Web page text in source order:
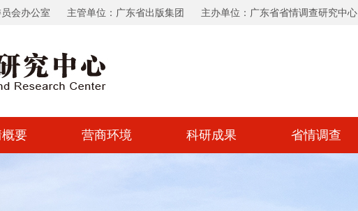
会办公室 主管单位：广东省出版集团 主办单位：广东省省情调查研究中心
要 营商环境 科研成果 省情调查